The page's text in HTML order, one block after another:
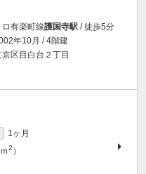
ロ有楽町線護国寺駅 / 徒歩5分
年10月 / 4階建
区目白台２丁目
1ヶ月
2 ）